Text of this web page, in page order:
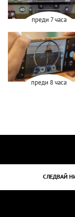
преди 7 часа
преди 8 часа
СЛЕДВАЙ